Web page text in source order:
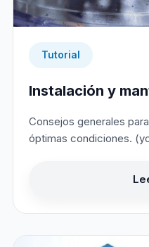
Tutorial
Instalación y
Consejos generales
óptimas condiciones.